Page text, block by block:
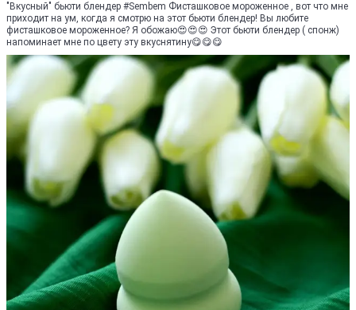
"Вкусный" бьюти блендер #Sembem Фисташковое мороженное , вот что мне
приходит на ум, когда я смотрю на этот бьюти блендер! Вы любите
фисташковое мороженное? Я обожаю😍😍😍 Этот бьюти блендер ( спонж)
напоминает мне по цвету эту вкуснятину😋😋😋